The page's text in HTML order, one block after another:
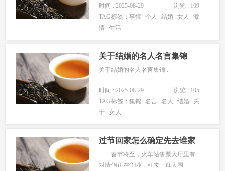
时间 : 2025-08-29
浏览 : 109
TAG标签：事情 个人 结婚 女人
激
情 生活
关于结婚的名人名言集锦
关于结婚的名人名言集锦...
时间 : 2025-08-29
浏览 : 105
TAG标签：集锦 名言 名人 结婚
关
于 女人
过节回家怎么确定先去谁家
春节将至，火车站售票大厅里有一
对情侣正在争吵，引来一群人围